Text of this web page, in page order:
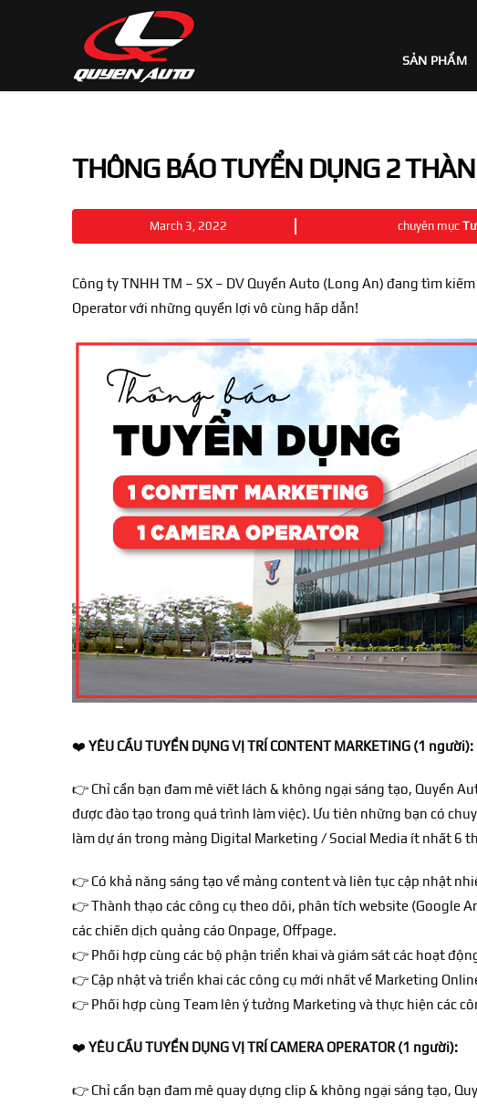
SẢN PHẨM
THÔNG BÁO TUYỂN DỤNG 2
March 3, 2022 chuyên mục
Công ty TNHH TM – SX – DV Quyền Auto (Long An) đang tìm
Operator với những quyền lợi vô cùng hấp dẫn!
❤️ YÊU CẦU TUYỂN DỤNG VỊ TRÍ CONTENT MARKETING (1 người):
👉 Chỉ cần bạn đam mê viết lách & không ngại sáng tạo, Quyền
được đào tạo trong quá trình làm việc). Ưu tiên những bạn có
làm dự án trong mảng Digital Marketing / Social Media ít nhất 6
👉 Có khả năng sáng tạo về mảng content và liên tục cập nhật
👉Thành thạo các công cụ theo dõi, phân tích website (Google
các chiến dịch quảng cáo Onpage, Offpage.
👉 Phối hợp cùng các bộ phận triển khai và giám sát các hoạt
👉 Cập nhật và triển khai các công cụ mới nhất về Marketing
👉 Phối hợp cùng Team lên ý tưởng Marketing và thực hiện các
❤️ YÊU CẦU TUYỂN DỤNG VỊ TRÍ CAMERA OPERATOR (1 người):
👉 Chỉ cần bạn đam mê quay dựng clip & không ngại sáng tạo,